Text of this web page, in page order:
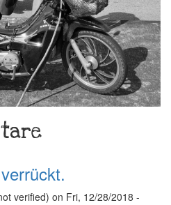
verified) on Fri, 12/28/2018 -